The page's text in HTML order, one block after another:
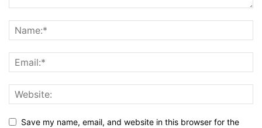
Save my name, email, and website in this browser for the